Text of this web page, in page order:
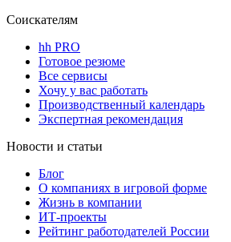
Соискателям
hh PRO
Готовое резюме
Все сервисы
Хочу у вас работать
Производственный календарь
Экспертная рекомендация
Новости и статьи
Блог
О компаниях в игровой форме
Жизнь в компании
ИТ-проекты
Рейтинг работодателей России